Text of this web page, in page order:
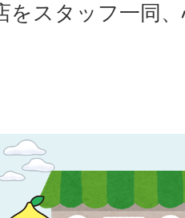
をスタッフ一同